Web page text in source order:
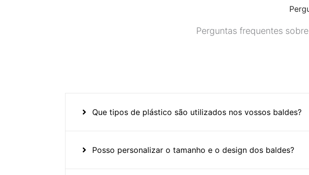
Perguntas frequentes
Que tipos de plástico são utilizados nos vossos baldes?
Posso personalizar o tamanho e o design dos baldes?